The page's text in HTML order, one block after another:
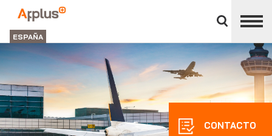
panel
Applus+
GROUP
ESPAÑA
CONTACTO